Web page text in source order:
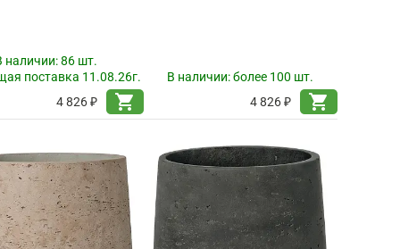
наличии:86 шт.
поставка 11.08.26г.
4 826 ₽
shopping_cart
В наличии:более 100 шт.
4 826 ₽
shopping_cart